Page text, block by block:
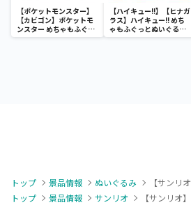
【ポケットモンスター】
【カビゴン】ポケットモ
ンスター めちゃもふぐっ
と ほっこりいやされぬい
【ハイキュー!!】【ヒナガ
ラス】ハイキュー!! めち
ゃもふぐっとぬいぐるみ
～ヒナガラス～
トップ 景品情報 ぬいぐるみ
トップ
景品情報 サンリオ